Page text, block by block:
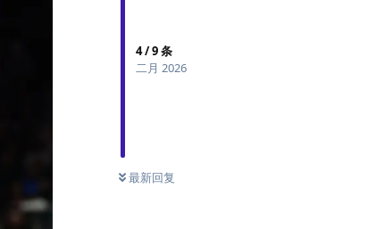
4/9条
二月 2026
最新回复